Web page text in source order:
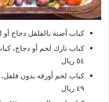
كباب أضنة بالفلفل دجاج أو لحم ب
كباب نازك لحم أو دجاج،
٥٤ ريال
كباب لحم أورفه بدون
٤٩ ريال